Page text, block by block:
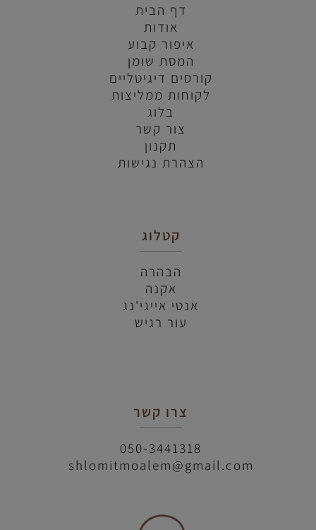
דף הבית
אודות
איפור קבוע
המסת שומן
קורסים דיגיטליים
לקוחות ממליצות
בלוג
צור קשר
תקנון
הצהרת נגישות
קטלוג
הבהרה
אקנה
אנטי אייגי'נג
עור רגיש
צרו קשר
050-3441318
shlomitmoalem@gmail.com